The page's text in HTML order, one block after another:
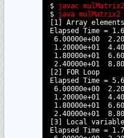
$ javac
$ java mulMatrix2
[1] Array elements
Elapsed Time =
6.00000e+00
1.20000e+01
1.80000e+01
2.40000e+01
[2] FOR Loop
Elapsed Time =
6.00000e+00
1.20000e+01
1.80000e+01
2.40000e+01
[3] Local
Elapsed Time =